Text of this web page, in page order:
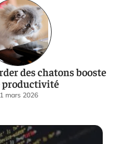
des chatons booste
productivité
mars 2026